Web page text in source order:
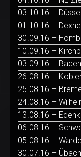
03.10.16 –
01.10.16 –
30.09.16 –
10.09.16 –
03.09.16 –
26.08.16 –
25.08.16 –
24.08.16 –
13.08.16 –
06.08.16 –
05.08.16 –
30.07.16 –